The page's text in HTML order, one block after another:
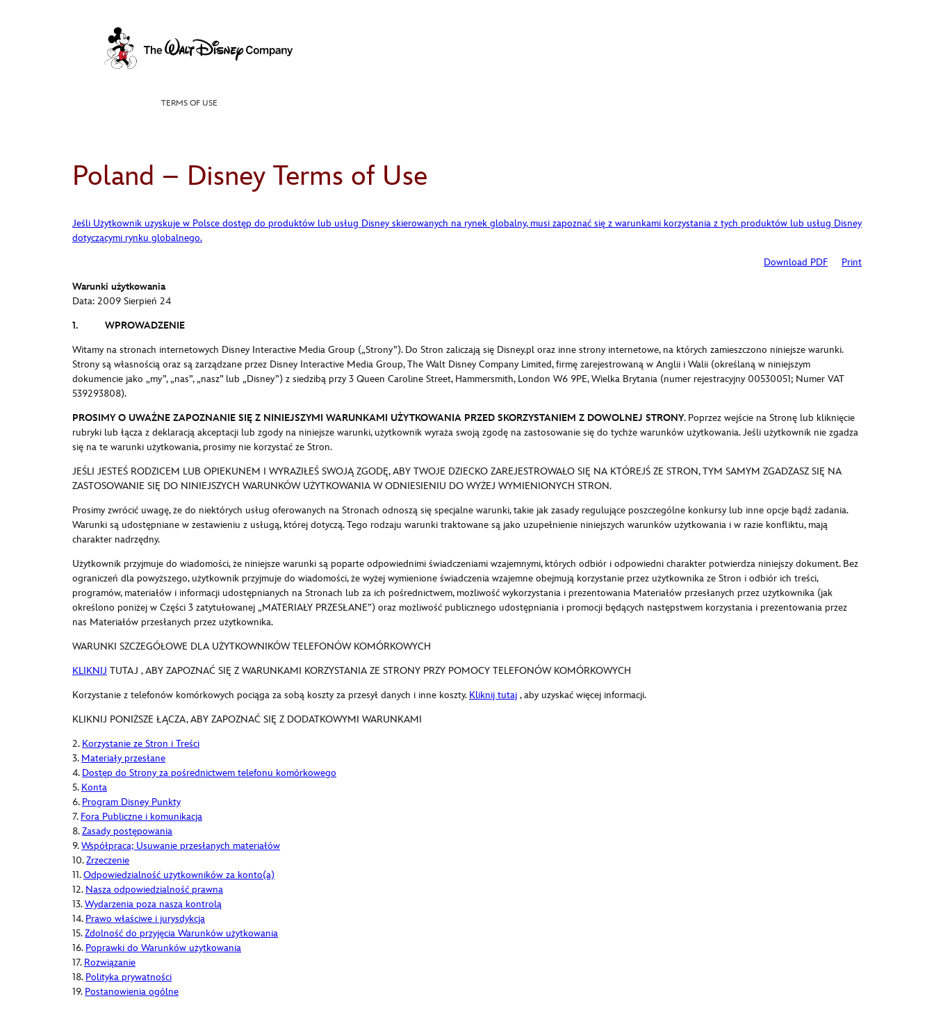
TERMS OF USE
Poland – Disney Terms of Use
Jeśli Użytkownik uzyskuje w Polsce dostęp do produktów lub usług Disney skierowanych na rynek globalny, musi zapoznać się z warunkami korzystania z tych produktów lub usług Disney
dotyczącymi rynku globalnego.
Download PDF Print
Warunki użytkowania
Data: 2009 Sierpień 24
1. WPROWADZENIE
Witamy na stronach internetowych Disney Interactive Media Group („Strony”). Do Stron zaliczają się Disney.pl oraz inne strony internetowe, na których zamieszczono niniejsze warunki.
Strony są własnością oraz są zarządzane przez Disney Interactive Media Group, The Walt Disney Company Limited, firmę zarejestrowaną w Anglii i Walii (określaną w niniejszym
dokumencie jako „my”, „nas”, „nasz” lub „Disney”) z siedzibą przy 3 Queen Caroline Street, Hammersmith, London W6 9PE, Wielka Brytania (numer rejestracyjny 00530051; Numer VAT
539293808).
PROSIMY O UWAŻNE ZAPOZNANIE SIĘ Z NINIEJSZYMI WARUNKAMI UŻYTKOWANIA PRZED SKORZYSTANIEM Z DOWOLNEJ STRONY. Poprzez wejście na Stronę lub kliknięcie
rubryki lub łącza z deklaracją akceptacji lub zgody na niniejsze warunki, użytkownik wyraża swoją zgodę na zastosowanie się do tychże warunków użytkowania. Jeśli użytkownik nie zgadza
się na te warunki użytkowania, prosimy nie korzystać ze Stron.
JEŚLI JESTEŚ RODZICEM LUB OPIEKUNEM I WYRAZIŁEŚ SWOJĄ ZGODĘ, ABY TWOJE DZIECKO ZAREJESTROWAŁO SIĘ NA KTÓREJŚ ZE STRON, TYM SAMYM ZGADZASZ SIĘ NA
ZASTOSOWANIE SIĘ DO NINIEJSZYCH WARUNKÓW UŻYTKOWANIA W ODNIESIENIU DO WYŻEJ WYMIENIONYCH STRON.
Prosimy zwrócić uwagę, że do niektórych usług oferowanych na Stronach odnoszą się specjalne warunki, takie jak zasady regulujące poszczególne konkursy lub inne opcje bądź zadania.
Warunki są udostępniane w zestawieniu z usługą, której dotyczą. Tego rodzaju warunki traktowane są jako uzupełnienie niniejszych warunków użytkowania i w razie konfliktu, mają
charakter nadrzędny.
Użytkownik przyjmuje do wiadomości, że niniejsze warunki są poparte odpowiednimi świadczeniami wzajemnymi, których odbiór i odpowiedni charakter potwierdza niniejszy dokument. Bez
ograniczeń dla powyższego, użytkownik przyjmuje do wiadomości, że wyżej wymienione świadczenia wzajemne obejmują korzystanie przez użytkownika ze Stron i odbiór ich treści,
programów, materiałów i informacji udostępnianych na Stronach lub za ich pośrednictwem, możliwość wykorzystania i prezentowania Materiałów przesłanych przez użytkownika (jak
określono poniżej w Części 3 zatytułowanej „MATERIAŁY PRZESŁANE”) oraz możliwość publicznego udostępniania i promocji będących następstwem korzystania i prezentowania przez
nas Materiałów przesłanych przez użytkownika.
WARUNKI SZCZEGÓŁOWE DLA UŻYTKOWNIKÓW TELEFONÓW KOMÓRKOWYCH
KLIKNIJ TUTAJ , ABY ZAPOZNAĆ SIĘ Z WARUNKAMI KORZYSTANIA ZE STRONY PRZY POMOCY TELEFONÓW KOMÓRKOWYCH
Korzystanie z telefonów komórkowych pociąga za sobą koszty za przesył danych i inne koszty. Kliknij tutaj , aby uzyskać więcej informacji.
KLIKNIJ PONIŻSZE ŁĄCZA, ABY ZAPOZNAĆ SIĘ Z DODATKOWYMI WARUNKAMI
2. Korzystanie ze Stron i Treści
3. Materiały przesłane
4. Dostęp do Strony za pośrednictwem telefonu komórkowego
5. Konta
6. Program Disney Punkty
7. Fora Publiczne i komunikacja
8.Zasady postępowania
9.Współpraca; Usuwanie przesłanych materiałów
10.Zrzeczenie
11.Odpowiedzialność użytkowników za konto(a)
12. Nasza odpowiedzialność prawna
13.Wydarzenia poza naszą kontrolą
14. Prawo właściwe i jurysdykcja
15.Zdolność do przyjęcia Warunków użytkowania
16. Poprawki do Warunków użytkowania
17. Rozwiązanie
18. Polityka prywatności
19. Postanowienia ogólne